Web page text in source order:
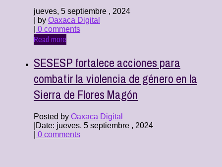
jueves, 5 septiembre , 2024
| by Oaxaca Digital
0 comments
Read more
SESESP fortalece acciones para
combatir la violencia de género en la
Sierra de Flores Magón
Posted by Oaxaca Digital
Date: jueves, 5 septiembre , 2024
0 comments